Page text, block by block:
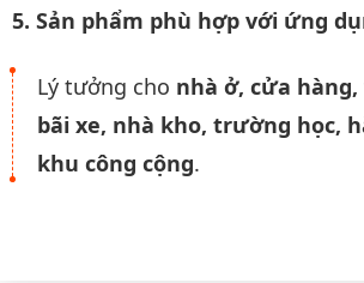
5. Sản phẩm phù hợp với ứng
Lý tưởng cho nhà ở, cửa
bãi xe, nhà kho, trường học,
khu công cộng.